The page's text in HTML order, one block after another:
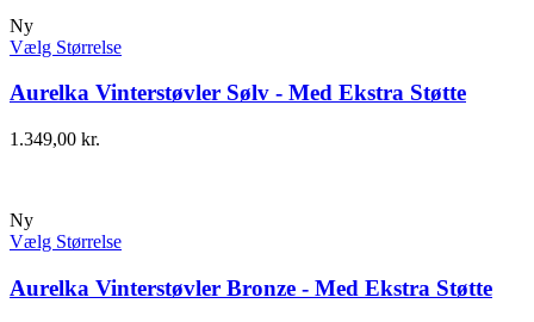
Ny
Vælg Størrelse
Aurelka Vinterstøvler Sølv - Med Ekstra Støtte
1.349,00 kr.
Ny
Vælg Størrelse
Aurelka Vinterstøvler Bronze - Med Ekstra Støtte